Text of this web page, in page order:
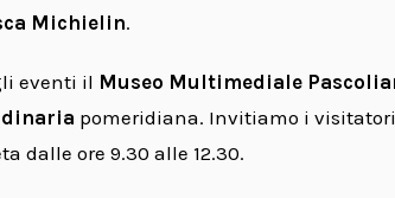
Michielin.
eventi il Museo Multimediale
pomeridiana. Invitiamo i
dalle ore 9.30 alle 12.30.